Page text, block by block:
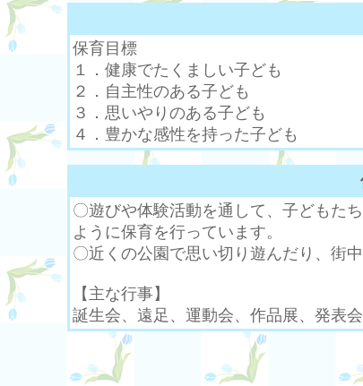
保育目標
１．健康でたくましい子ども
２．自主性のある子ども
３．思いやりのある子ども
４．豊かな感性を持った子ども
〇遊びや体験活動を通して、子どもた
ように保育を行っています。
〇近くの公園で思い切り遊んだり、街
【主な行事】
誕生会、遠足、運動会、作品展、発表